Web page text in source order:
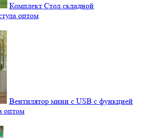
Комплект Стол складной
оптом
Вентилятор мини с USB с функцией
оптом